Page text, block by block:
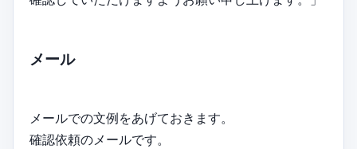
メール
メールでの文例をあげておきます。
確認依頼のメールです。